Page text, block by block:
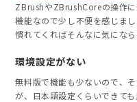
ZBrushやZBrushCoreの操作
機能なので少し不便を感じまし
慣れてくればそんなに気にな
環境設定がない
無料版で機能も少ないので、
が、日本語設定くらいできても